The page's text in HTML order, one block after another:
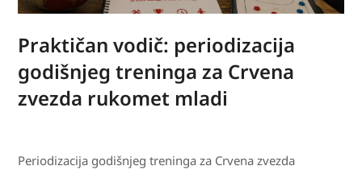
Praktičan vodič: periodizacija
godišnjeg treninga za Crvena
zvezda rukomet mladi
Periodizacija godišnjeg treninga za Crvena zvezda